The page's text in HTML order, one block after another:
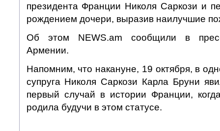
президента Франции Николя Саркози и
рождением дочери, выразив наилучшие
Об этом NEWS.am сообщили в
Армении.
Напомним, что накануне, 19 октября, в
супруга Николя Саркози Карла Бруни
первый случай в истории Франции,
родила будучи в этом статусе.